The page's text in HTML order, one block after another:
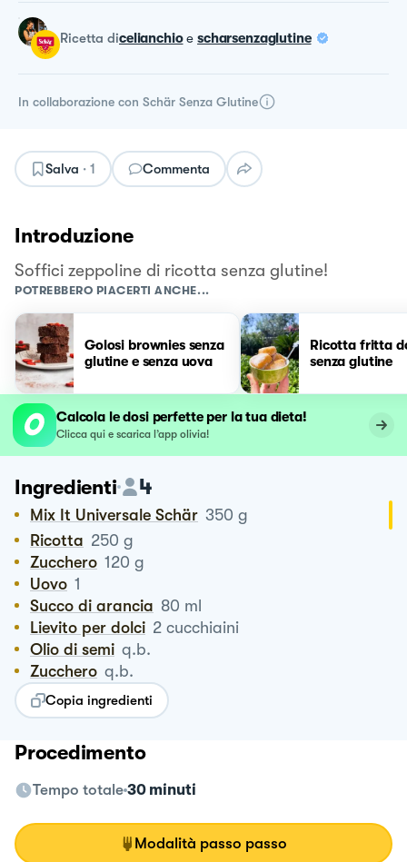
ricetta dicelianchioescharsenzaglutine
In collaborazione con Schär Senza Glutine
Salva · 1 Commenta
Introduzione
Soffici zeppoline di ricotta senza glutine!
POTREBBERO PIACERTI ANCHE...
Golosi brownies senza
glutine e senza uova
Ricotta fritta
senza glutine
Calcola le dosi perfette per la tua dieta!
Clicca qui e scarica l’app olivia!
Ingredienti 4
Mix It Universale Schär 350 g
Ricotta 250 g
Zucchero 120 g
Uovo 1
Succo di arancia 80 ml
Lievito per dolci 2 cucchiaini
Olio di semi q.b.
Zucchero q.b.
Copia ingredienti
Procedimento
Tempo totale 30 minuti
Modalità passo passo